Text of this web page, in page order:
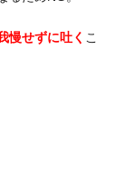
慢せずに吐く こ